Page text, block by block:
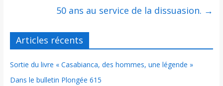
50 ans au service de la dissuasion. →
Articles récents
Sortie du livre « Casabianca, des hommes, une légende »
Dans le bulletin Plongée 615